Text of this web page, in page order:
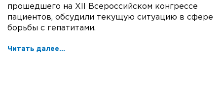
прошедшего на XII Всероссийском конгрессе
пациентов, обсудили текущую ситуацию в сфере
борьбы с гепатитами.
Читать далее...